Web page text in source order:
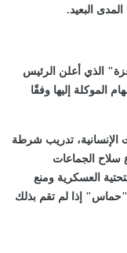
البعيد.
الذي أعلن الرئيس
الموكلة إليها وفقًا
الإنسانية، تدريب شرطة
سلاح الجماعات
العسكرية ومنع
"حماس" إذا لم تقم بذلك